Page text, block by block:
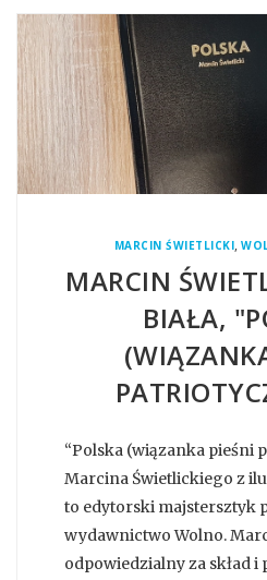
MARCIN ŚWIETLICKI,
MARCIN
BIAŁA,
“Polska (wiązanka pieśni
Marcina Świetlickiego z
to edytorski majstersztyk
wydawnictwo Wolno.
odpowiedzialny za skład